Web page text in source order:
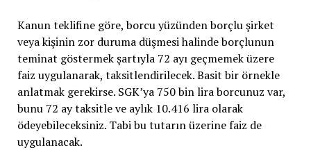
Kanun teklifine göre, borcu yüzünden borçlu şirket
veya kişinin zor duruma düşmesi halinde borçlunun
teminat göstermek şartıyla 72 ayı geçmemek üzere
faiz uygulanarak, taksitlendirilecek. Basit bir örnekle
anlatmak gerekirse. SGK’ya 750 bin lira borcunuz var,
bunu 72 ay taksitle ve aylık 10.416 lira olarak
ödeyebileceksiniz. Tabi bu tutarın üzerine faiz de
uygulanacak.